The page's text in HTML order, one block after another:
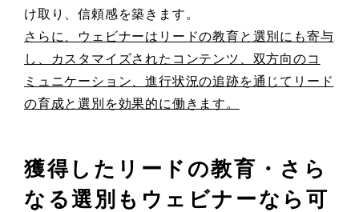
け取り、信頼感を築きます。
さらに、ウェビナーはリードの教育と選別にも寄与
し、カスタマイズされたコンテンツ、双方向のコ
ミュニケーション、進行状況の追跡を通じてリード
の育成と選別を効果的に働きます。
獲得したリードの教育・さら
なる選別もウェビナーなら可